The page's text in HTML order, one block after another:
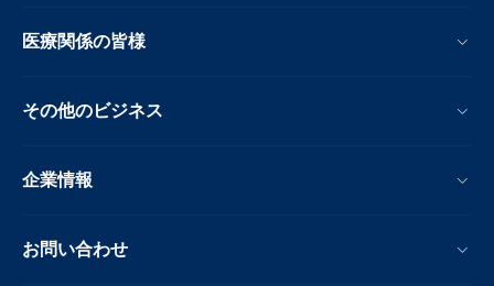
医療関係の皆様
その他のビジネス
企業情報
お問い合わせ